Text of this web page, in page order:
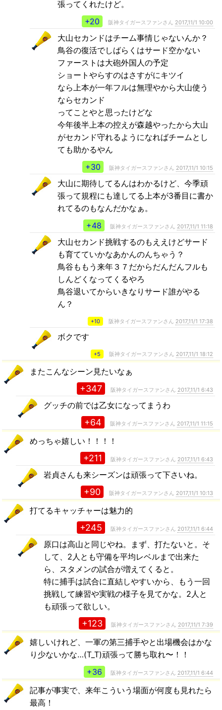
張ってくれたけど。
+20
阪神タイガースファンさん 2017,11/1 10:00
大山セカンドはチーム事情じゃないんか？
鳥谷の復活でしばらくはサード空かない
ファーストは大砲外国人の予定
ショートやらすのはさすがにキツイ
なら上本が一年フルは無理やから大山使う
ならセカンド
ってことやと思ったけどな
今年後半上本の控えが森越やったから大山
がセカンド守れるようになればチームとし
ても助かるやん
+30
阪神タイガースファンさん 2017,11/1 10:15
大山に期待してるんはわかるけど、今季頑
張って規程にも達してる上本が3番目に書か
れてるのもなんだかなぁ。
+48
阪神タイガースファンさん 2017,11/1 11:18
大山セカンド挑戦するのもええけどサード
も育てていかなあかんのんちゃう？
鳥谷ももう来年３７だからだんだんフルも
しんどくなってくるやろ
鳥谷退いてからいきなりサード誰がやる
ん？
+10 阪神タイガースファンさん 2017,11/1 17:38
ボクです
+5 阪神タイガースファンさん 2017,11/1 18:12
またこんなシーン見たいなぁ
+347 阪神タイガースファンさん 2017,11/1 6:43
グッチの前では乙女になってまうわ
+64 阪神タイガースファンさん 2017,11/1 11:15
めっちゃ嬉しい！！！！
+211 阪神タイガースファンさん 2017,11/1 6:43
岩貞さんも来シーズンは頑張って下さいね。
+90 阪神タイガースファンさん 2017,11/1 10:13
打てるキャッチャーは魅力的
+245 阪神タイガースファンさん 2017,11/1 6:44
原口は高山と同じやね。まず、打たないと。そ
して、2人とも守備を平均レベルまで出来た
ら、スタメンの試合が増えてくると。
特に捕手は試合に直結しやすいから、もう一回
挑戦して練習や実戦の様子を見てかな。2人と
も頑張って欲しい。
+123 阪神タイガースファンさん 2017,11/1 7:39
嬉しいけれど、一軍の第三捕手やと出場機会はかな
り少ないかな…(T_T)頑張って勝ち取れ〜！！
+36
阪神タイガースファンさん 2017,11/1 6:44
記事が事実で、来年こういう場面が何度も見れたら
最高！